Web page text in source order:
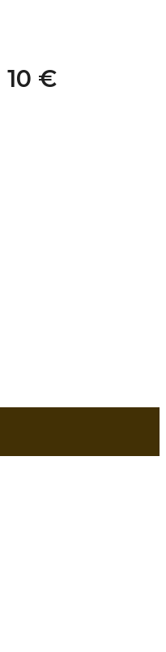
10 €